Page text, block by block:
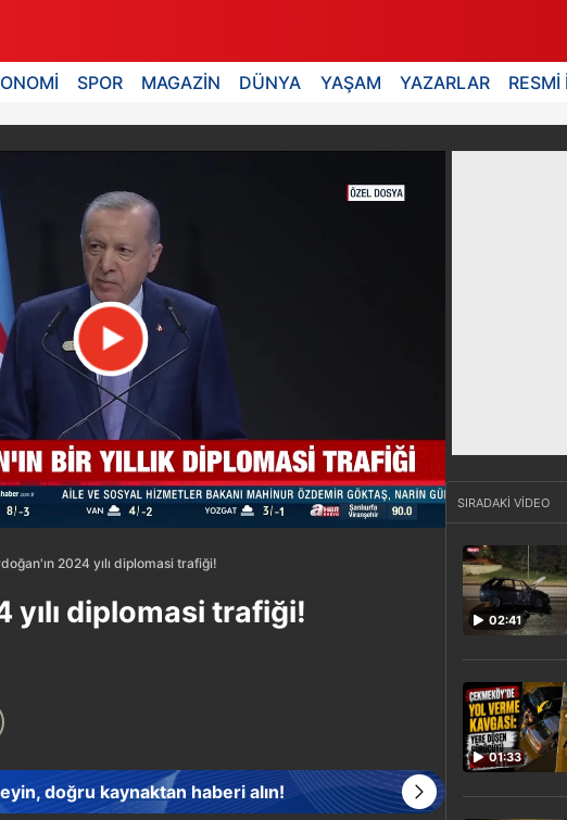
SPOR MAGAZİN DÜNYA YAŞAM YAZARLAR
2024 yılı diplomasi trafiği!
yılı diplomasi trafiği!
doğru kaynaktan haberi alın!
SIRADAKİ VİDEO
02:41
01:33